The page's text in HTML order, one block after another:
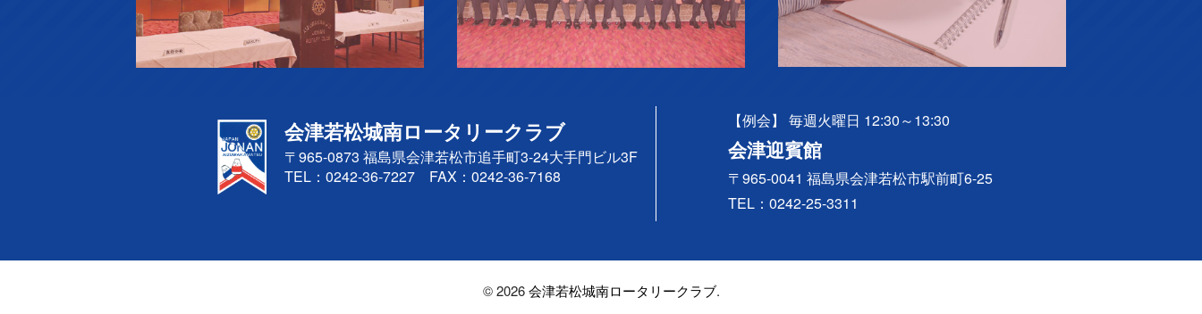
会津若松城南ロータリークラブ
〒965-0873福島県会津若松市追手町3-24大手門ビル3F
TEL：0242-36-7227 FAX：0242-36-7168
【例会】 毎週火曜日 12:30～13:30
会津迎賓館
〒965-0041 福島県会津若松市駅前町6-25
TEL：0242-25-3311
© 2026会津若松城南ロータリークラブ.